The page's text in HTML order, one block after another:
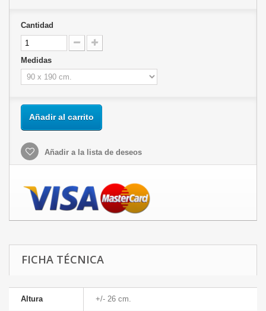
Cantidad
Medidas
Añadir al carrito
Añadir a la lista de deseos
FICHA TÉCNICA
Altura +/- 26 cm.